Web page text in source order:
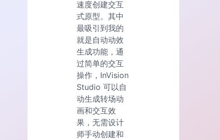
速度创建交互
式原型。其中
最吸引到我的
就是自动动效
生成功能，通
过简单的交互
操作，InVision
Studio 可以自
动生成转场动
画和交互效
果，无需设计
师手动创建和